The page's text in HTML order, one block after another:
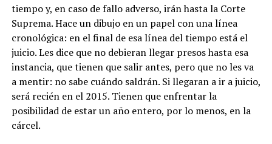
tiempo y, en caso de fallo adverso, irán hasta la Corte
Suprema. Hace un dibujo en un papel con una línea
cronológica: en el final de esa línea del tiempo está el
juicio. Les dice que no debieran llegar presos hasta esa
instancia, que tienen que salir antes, pero que no les va
a mentir: no sabe cuándo saldrán. Si llegaran a ir a juicio,
será recién en el 2015. Tienen que enfrentar la
posibilidad de estar un año entero, por lo menos, en la
cárcel.